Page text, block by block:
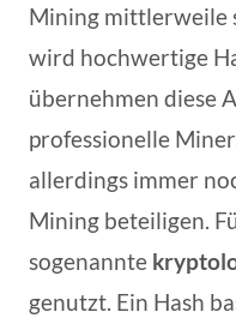
Mining mittlerweile
wird hochwertige
übernehmen diese
professionelle
allerdings immer
Mining beteiligen.
sogenannte
genutzt. Ein Hash